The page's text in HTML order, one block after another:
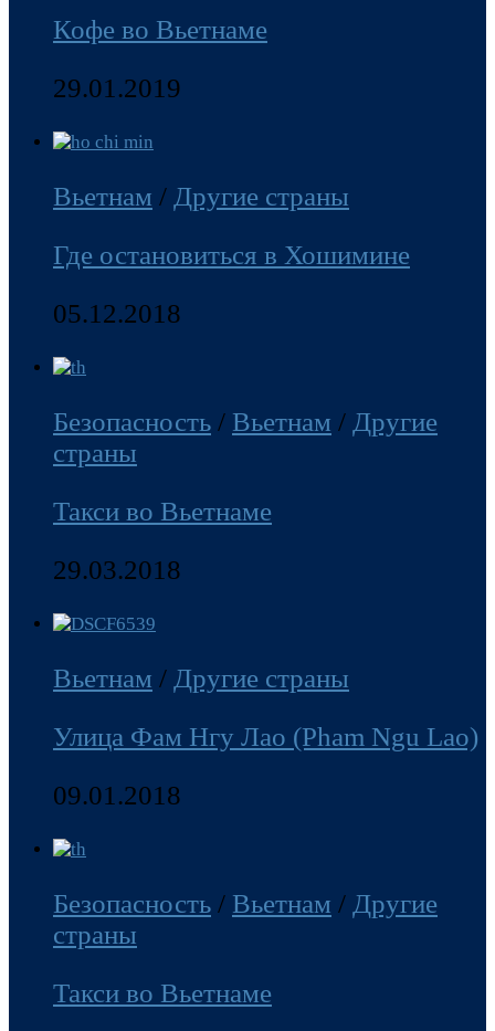
Кофе во Вьетнаме
29.01.2019
Вьетнам / Другие страны
Где остановиться в Хошимине
05.12.2018
Безопасность / Вьетнам / Другие
страны
Такси во Вьетнаме
29.03.2018
Вьетнам / Другие страны
Улица Фам Нгу Лао (Pham Ngu Lao)
09.01.2018
Безопасность / Вьетнам / Другие
страны
Такси во Вьетнаме